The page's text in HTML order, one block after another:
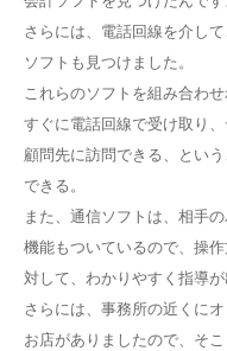
さらには、電話回線を介し
ソフトも見つけました。
これらのソフトを組み合わ
すぐに電話回線で受け取り
顧問先に訪問できる、とい
できる。
また、通信ソフトは、相手
機能もついているので、操
対して、わかりやすく指導が
さらには、事務所の近くに
お店がありましたので、そ